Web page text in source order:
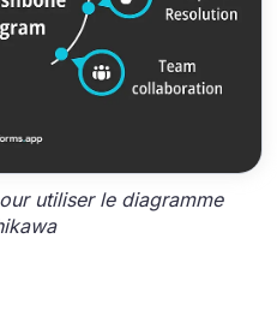
utiliser le diagramme